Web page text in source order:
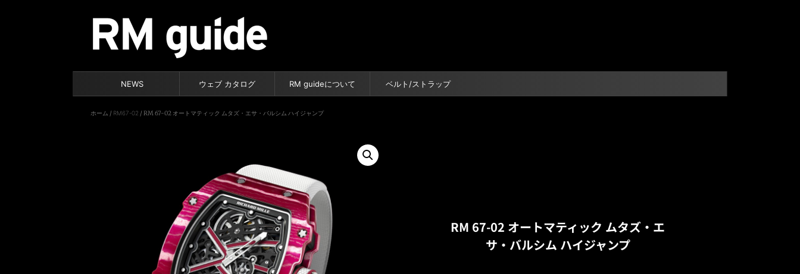
NEWS ウェブ カタログ RM guideについて ベルト/ストラップ
ホーム / RM67-02 / RM 67-02 オートマティック ムタズ・エサ・バルシム ハイジャンプ
RM 67-02 オートマティック ムタズ・エ
サ・バルシム ハイジャンプ